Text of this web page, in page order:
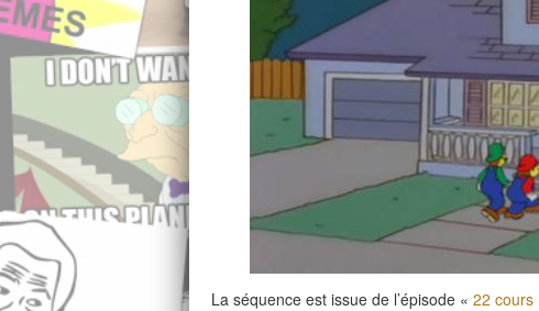
La séquence est issue de l’épisode « 22 cours